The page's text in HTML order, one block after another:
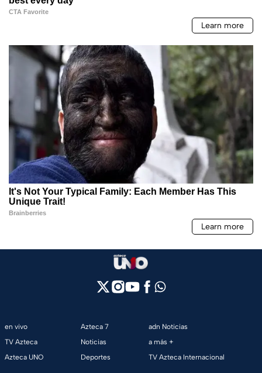
en vivo
TV Azteca
Azteca UNO
Azteca 7
Noticias
Deportes
adn Noticias
a más +
TV Azteca Internacional